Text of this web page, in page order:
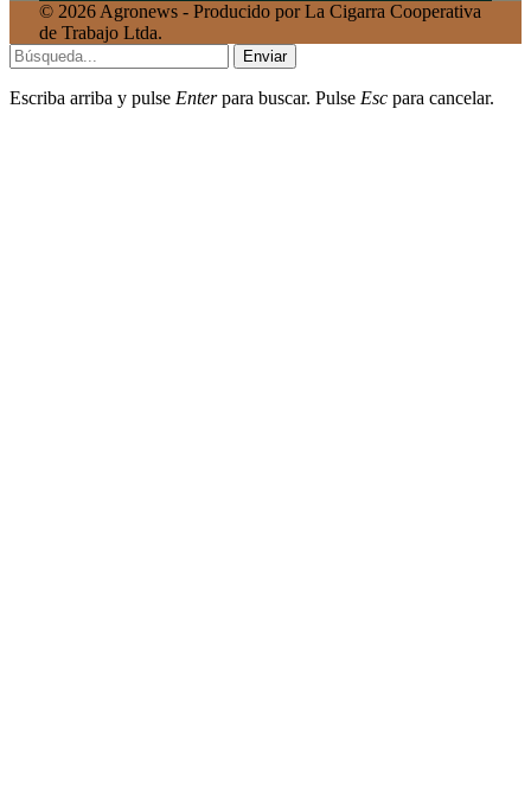
© 2026 Agronews - Producido por La Cigarra Cooperativa
de Trabajo Ltda.
Enviar
Escriba arriba y pulse Enterpara buscar. Pulse Esc para cancelar.